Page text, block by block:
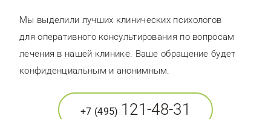
Мы выделили лучших клинических психологов
для оперативного консультирования по вопросам
лечения в нашей клинике. Ваше обращение будет
конфиденциальным и анонимным.
+7 (495) 121-48-31